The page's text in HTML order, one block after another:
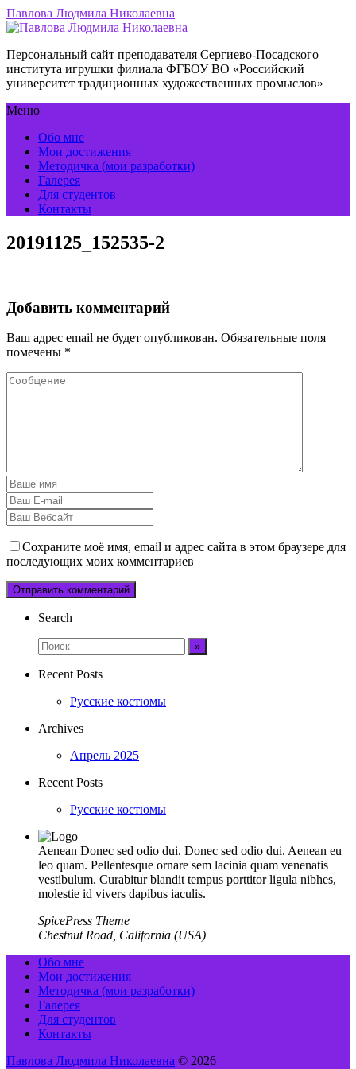
Павлова Людмила Николаевна
Персональный сайт преподавателя Сергиево-Посадского
института игрушки филиала ФГБОУ ВО «Российский
университет традиционных художественных промыслов»
Меню
Обо мне
Мои достижения
Методичка (мои разработки)
Галерея
Для студентов
Контакты
20191125_152535-2
Добавить комментарий
Ваш адрес email не будет опубликован. Обязательные поля
помечены *
Сохраните моё имя, email и адрес сайта в этом браузере для
последующих моих комментариев
Search
Recent Posts
Русские костюмы
Archives
Апрель 2025
Recent Posts
Русские костюмы
Aenean Donec sed odio dui. Donec sed odio dui. Aenean eu
leo quam. Pellentesque ornare sem lacinia quam venenatis
vestibulum. Curabitur blandit tempus porttitor ligula nibhes,
molestie id vivers dapibus iaculis.
SpicePress Theme
Chestnut Road, California (USA)
Обо мне
Мои достижения
Методичка (мои разработки)
Галерея
Для студентов
Контакты
Павлова Людмила Николаевна © 2026